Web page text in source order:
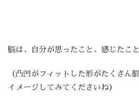
脳は、自分が思ったこと、感じたこと
（凸凹がフィットした形がたくさん
イメージしてみてくださいね）